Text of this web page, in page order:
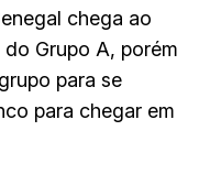
chega ao
Grupo A, porém
para se
para chegar em